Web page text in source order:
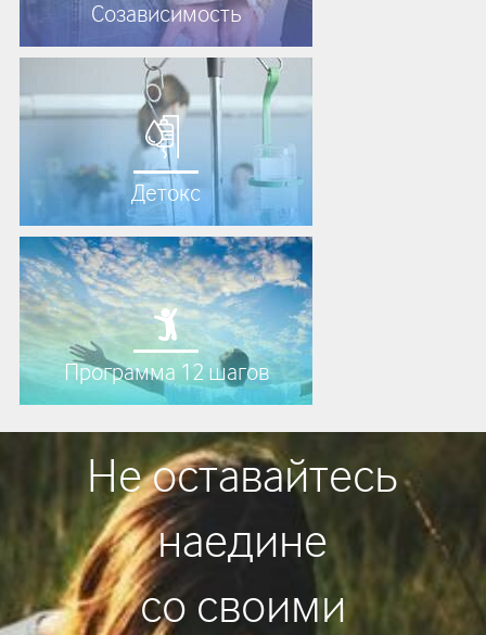
Созависимость
Детокс
Программа 12 шагов
Не оставайтесь
наедине
со своими